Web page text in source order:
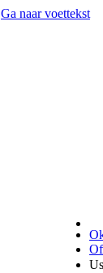
Ga naar voettekst